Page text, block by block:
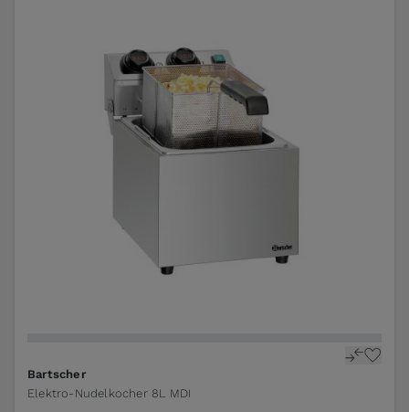
Bartscher
Elektro-Nudelkocher 8L MDI